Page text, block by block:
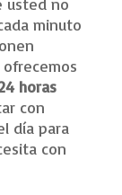
minuto
horas
con
día para
con